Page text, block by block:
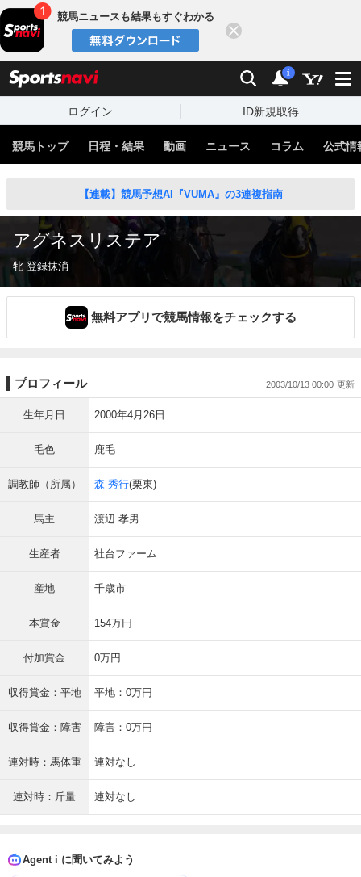
競馬ニュースも結果もすぐわかる
検索 通知
i
ログイン ID新規取得
競馬トップ 日程・結果 動画 ニュース コラム 公式情
【連載】競馬予想AI『VUMA』の3連複指南
アグネスリステア
牝 登録抹消
無料アプリで競馬情報をチェックする
プロフィール 2003/10/13 00:00
生年月日 2000年4月26日
毛色 鹿毛
調教師（所属） 森 秀行(栗東)
馬主 渡辺 孝男
生産者 社台ファーム
産地 千歳市
本賞金 154万円
付加賞金 0万円
収得賞金：平地 平地：0万円
収得賞金：障害 障害：0万円
連対時：馬体重 連対なし
連対時：斤量 連対なし
Agent i に聞いてみよう